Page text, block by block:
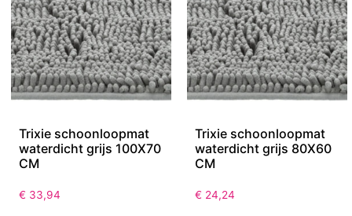
Trixie schoonloopmat
waterdicht grijs 100X70
CM
€ 33,94
Trixie schoonloopmat
waterdicht grijs 80X60
CM
€ 24,24